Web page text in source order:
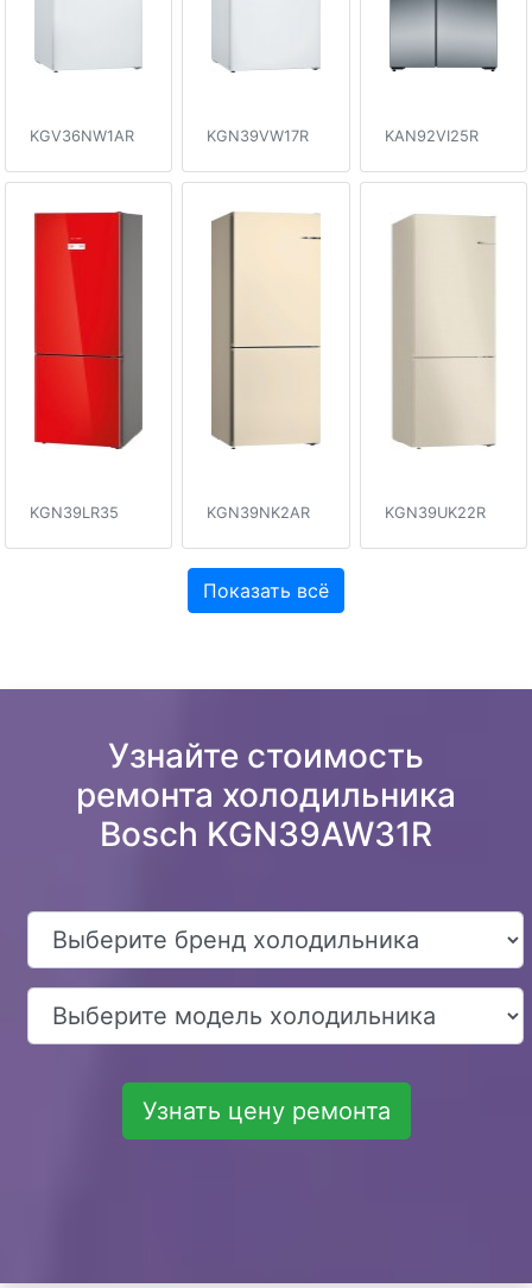
KGV36NW1AR KGN39VW17R KAN92VI25R
KGN39LR35 KGN39NK2AR KGN39UK22R
Показать всё
Узнайте стоимость
ремонта холодильника
Bosch KGN39AW31R
Узнать цену ремонта